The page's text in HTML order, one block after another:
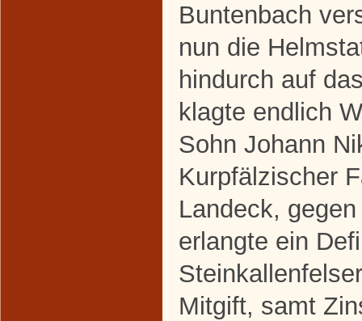
Buntenbach
nun die
hindurch auf
klagte endlich
Sohn Johann
Kurpfälzischer
Landeck,
erlangte ein
Mitgift, samt